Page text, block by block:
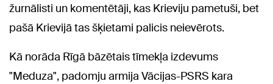
žurnālisti un komentētāji, kas Krieviju pametuši, bet
pašā Krievijā tas šķietami palicis neievērots.
Kā norāda Rīgā bāzētais tīmekļa izdevums
"Meduza", padomju armija Vācijas-PSRS kara